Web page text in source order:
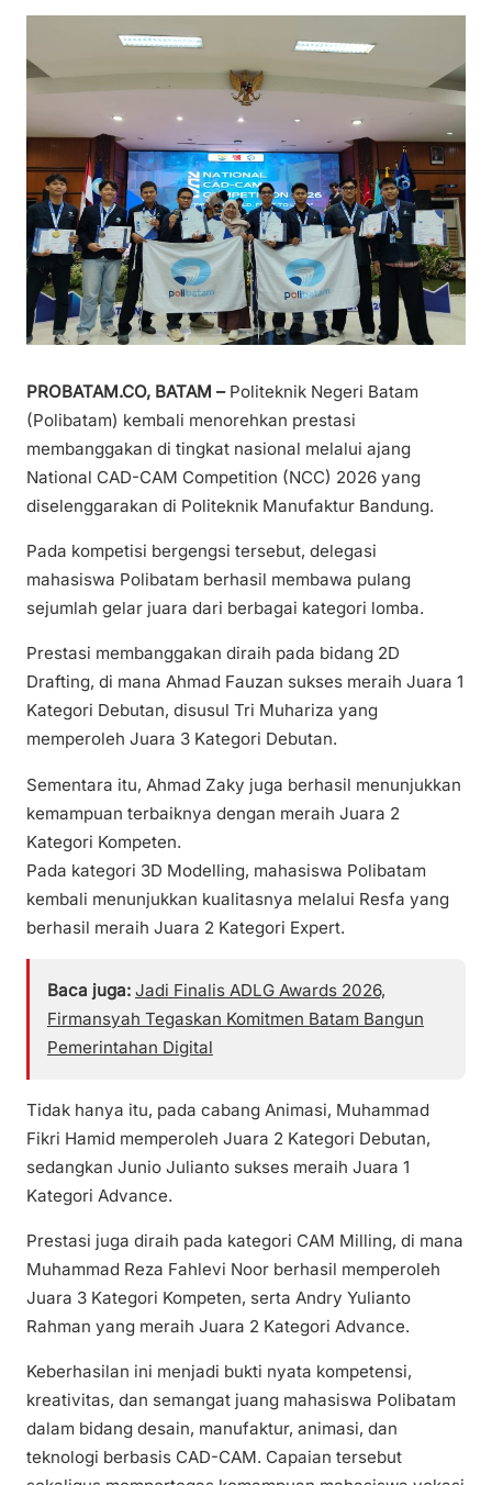
PROBATAM.CO, BATAM – Politeknik Negeri Batam
(Polibatam) kembali menorehkan prestasi
membanggakan di tingkat nasional melalui ajang
National CAD-CAM Competition (NCC) 2026 yang
diselenggarakan di Politeknik Manufaktur Bandung.
Pada kompetisi bergengsi tersebut, delegasi
mahasiswa Polibatam berhasil membawa pulang
sejumlah gelar juara dari berbagai kategori lomba.
Prestasi membanggakan diraih pada bidang 2D
Drafting, di mana Ahmad Fauzan sukses meraih Juara 1
Kategori Debutan, disusul Tri Muhariza yang
memperoleh Juara 3 Kategori Debutan.
Sementara itu, Ahmad Zaky juga berhasil menunjukkan
kemampuan terbaiknya dengan meraih Juara 2
Kategori Kompeten.
Pada kategori 3D Modelling, mahasiswa Polibatam
kembali menunjukkan kualitasnya melalui Resfa yang
berhasil meraih Juara 2 Kategori Expert.
Baca juga: Jadi Finalis ADLG Awards 2026,
Firmansyah Tegaskan Komitmen Batam Bangun
Pemerintahan Digital
Tidak hanya itu, pada cabang Animasi, Muhammad
Fikri Hamid memperoleh Juara 2 Kategori Debutan,
sedangkan Junio Julianto sukses meraih Juara 1
Kategori Advance.
Prestasi juga diraih pada kategori CAM Milling, di mana
Muhammad Reza Fahlevi Noor berhasil memperoleh
Juara 3 Kategori Kompeten, serta Andry Yulianto
Rahman yang meraih Juara 2 Kategori Advance.
Keberhasilan ini menjadi bukti nyata kompetensi,
kreativitas, dan semangat juang mahasiswa Polibatam
dalam bidang desain, manufaktur, animasi, dan
teknologi berbasis CAD-CAM. Capaian tersebut